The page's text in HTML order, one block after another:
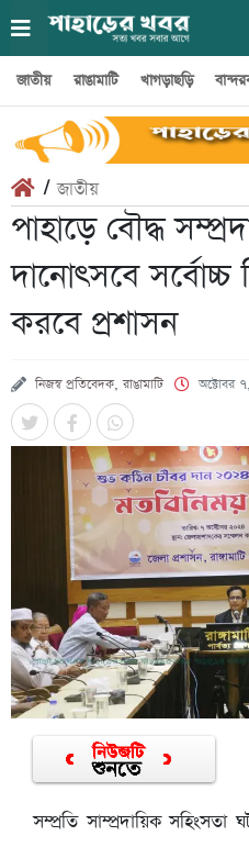
জাতীয় রাঙামাটি খাগড়াছড়ি
/জাতীয়
পাহাড়ে বৌদ্ধ
দানোৎসবে সর্বোচ্চ
করবে প্রশাসন
নিজস্ব প্রতিবেদক, রাঙামাটি অক্টোবর
সম্প্রতি সাম্প্রদায়িক সহিংসতা